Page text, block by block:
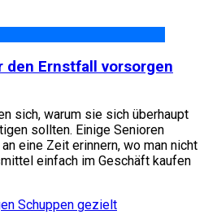
Ernstfall vorsorgen
sich, warum sie sich überhaupt
sollten. Einige Senioren
eine Zeit erinnern, wo man nicht
einfach im Geschäft kaufen